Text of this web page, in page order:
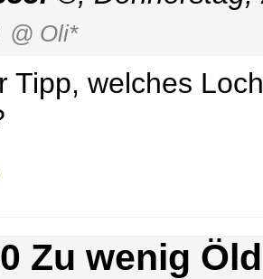
@ Oli*
Tipp, welches
Zu wenig